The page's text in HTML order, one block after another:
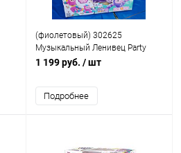
(фиолетовый) 302625
Музыкальный Ленивец Party
Pets (кувыркается, повторяет
1 199 руб. / шт
Подробнее